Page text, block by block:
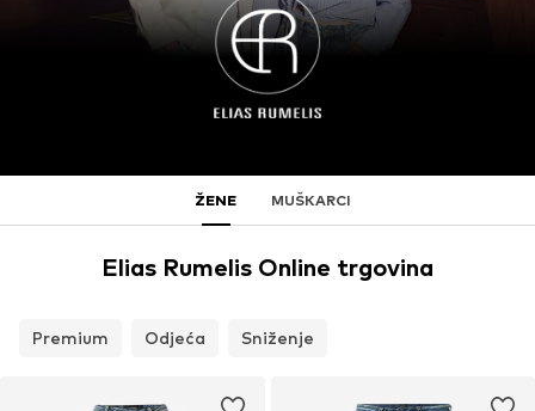
ŽENE MUŠKARCI
Elias Rumelis Online trgovina
Premium Odjeća Sniženje